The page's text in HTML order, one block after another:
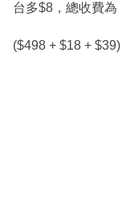
台多$8，總收費為
($498 + $18 +